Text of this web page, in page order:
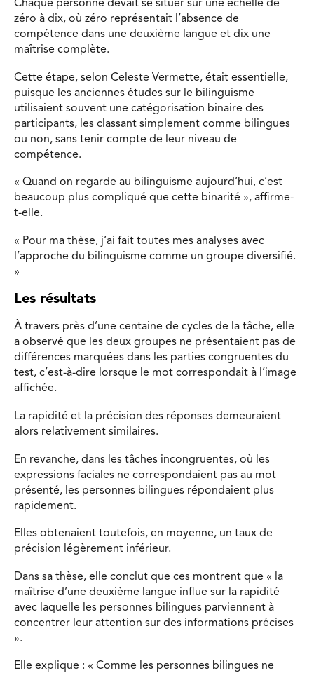
Chaque personne devait se situer sur une échelle de
zéro à dix, où zéro représentait l’absence de
compétence dans une deuxième langue et dix une
maîtrise complète.
Cette étape, selon Celeste Vermette, était essentielle,
puisque les anciennes études sur le bilinguisme
utilisaient souvent une catégorisation binaire des
participants, les classant simplement comme bilingues
ou non, sans tenir compte de leur niveau de
compétence.
« Quand on regarde au bilinguisme aujourd’hui, c’est
beaucoup plus compliqué que cette binarité », affirme-
t-elle.
« Pour ma thèse, j’ai fait toutes mes analyses avec
l’approche du bilinguisme comme un groupe diversifié.
»
Les résultats
À travers près d’une centaine de cycles de la tâche, elle
a observé que les deux groupes ne présentaient pas de
différences marquées dans les parties congruentes du
test, c’est-à-dire lorsque le mot correspondait à l’image
affichée.
La rapidité et la précision des réponses demeuraient
alors relativement similaires.
En revanche, dans les tâches incongruentes, où les
expressions faciales ne correspondaient pas au mot
présenté, les personnes bilingues répondaient plus
rapidement.
Elles obtenaient toutefois, en moyenne, un taux de
précision légèrement inférieur.
Dans sa thèse, elle conclut que ces montrent que « la
maîtrise d’une deuxième langue influe sur la rapidité
avec laquelle les personnes bilingues parviennent à
concentrer leur attention sur des informations précises
».
Elle explique : « Comme les personnes bilingues ne